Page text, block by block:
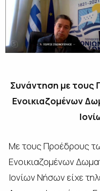
Συνάντηση με
Ενοικιαζομένων
Με τους Προέδρους
Ενοικιαζομένων
Ιονίων Νήσων είχε